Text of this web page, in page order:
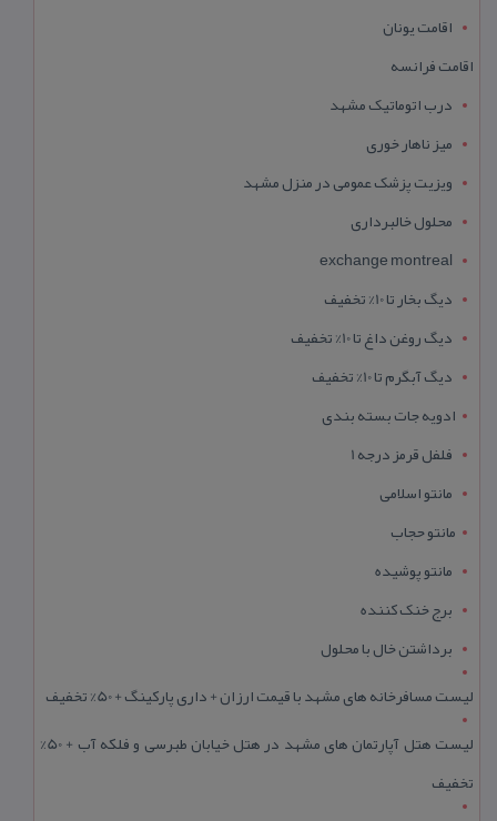
اقامت یونان
اقامت فرانسه
درب اتوماتیک مشهد
میز ناهار خوری
ویزیت پزشک عمومی در منزل مشهد
محلول خالبرداری
exchange montreal
دیگ بخار تا 10% تخفیف
دیگ روغن داغ تا 10% تخفیف
دیگ آبگرم تا 10% تخفیف
ادویه جات بسته بندی
فلفل قرمز درجه 1
مانتو اسلامی
مانتو حجاب
مانتو پوشیده
برج خنک کننده
برداشتن خال با محلول
لیست مسافرخانه های مشهد با قیمت ارزان + داری پارکینگ + 50% تخفیف
لیست هتل آپارتمان های مشهد در هتل خیابان طبرسی و فلکه آب + 50%
تخفیف